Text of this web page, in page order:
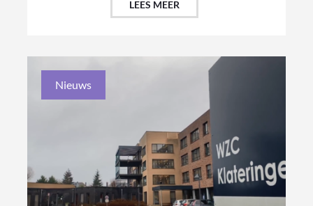
LEES MEER
Nieuws